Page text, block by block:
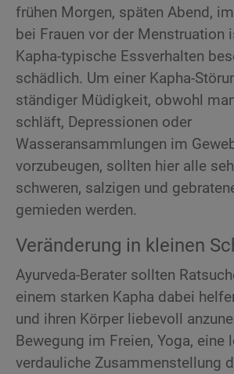
frühen Morgen, späten Abend,
bei Frauen vor der Menstruation
Kapha-typische Essverhalten
schädlich. Um einer Kapha-
ständiger Müdigkeit, obwohl
schläft, Depressionen oder
Wasseransammlungen im
vorzubeugen, sollten hier alle
schweren, salzigen und
gemieden werden.
Veränderung in kleinen
Ayurveda-Berater sollten
einem starken Kapha dabei
und ihren Körper liebevoll
Bewegung im Freien, Yoga, eine
verdauliche Zusammenstellung